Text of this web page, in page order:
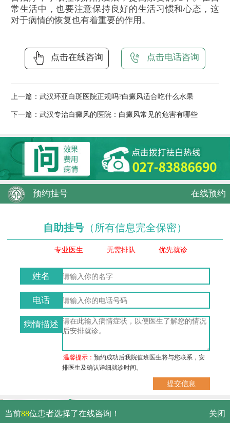
常生活中，也要注意保持良好的生活习惯和心态，这
对于病情的恢复也有着重要的作用。
点击在线咨询 点击电话咨询
上一篇： 武汉环亚白斑医院正规吗?白癜风适合吃什么水果
下一篇： 武汉专治白癜风的医院：白癜风常见的危害有哪些
预约挂号 在线预约
自助挂号 （所有信息完全保密）
专业医生 无需排队 优先就诊
姓名
电话
病情描述
温馨提示：预约成功后我院值班医生将与您联系，安
排医生及确认详细就诊时间。
武汉市硚口区解放大道479号
免费电话：
当前88位患者选择了在线咨询！ 关闭